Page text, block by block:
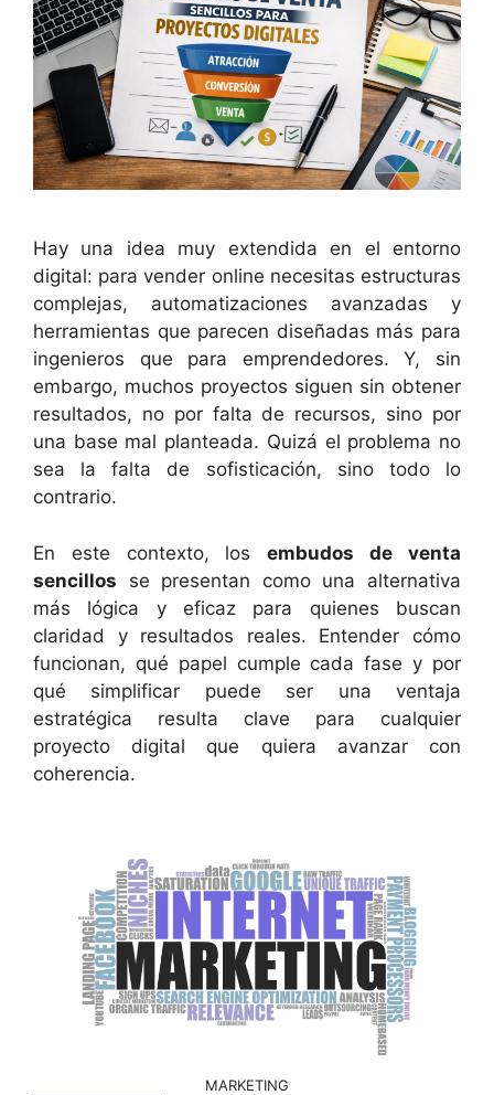
Hay una idea muy extendida en el entorno
digital: para vender online necesitas estructuras
complejas, automatizaciones avanzadas y
herramientas que parecen diseñadas más para
ingenieros que para emprendedores. Y, sin
embargo, muchos proyectos siguen sin obtener
resultados, no por falta de recursos, sino por
una base mal planteada. Quizá el problema no
sea la falta de sofisticación, sino todo lo
contrario.
En este contexto, losembudos de venta
sencillos se presentan como una alternativa
más lógica y eficaz para quienes buscan
claridad y resultados reales. Entender cómo
funcionan, qué papel cumple cada fase y por
qué simplificar puede ser una ventaja
estratégica resulta clave para cualquier
proyecto digital que quiera avanzar con
coherencia.
MARKETING